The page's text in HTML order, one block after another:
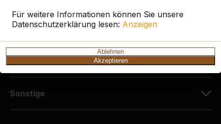
Für weitere Informationen können Sie unsere
Datenschutzerklärung lesen: Anzeigen
Ablehnen
Akzeptieren
Kundenservice
Sonstige